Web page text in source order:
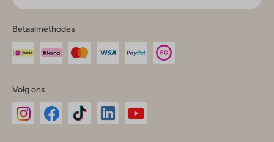
Betaalmethodes
Volg ons